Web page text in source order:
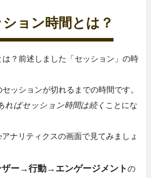
ョン時間とは？
？前述しました「セッション」の時
ッションが切れるまでの時間です。
ればセッション時間は続く ことにな
アナリティクスの画面で見てみましょ
ー→行動→エンゲージメントの